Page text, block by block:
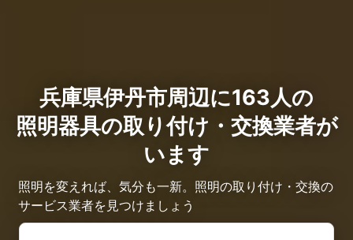
兵庫県伊丹市周辺に163人の
照明器具の取り付け・交換業者が
います
照明を変えれば、気分も一新。照明の取り付け・交換の
サービス業者を見つけましょう